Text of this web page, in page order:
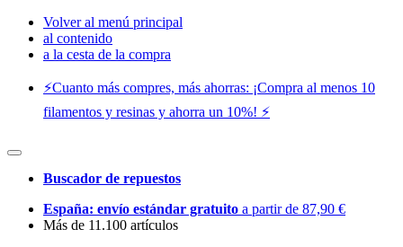
Volver al menú principal
al contenido
a la cesta de la compra
⚡️Cuanto más compres, más ahorras: ¡Compra al menos 10
filamentos y resinas y ahorra un 10%! ⚡️
Buscador de repuestos
España: envío estándar gratuito a partir de 87,90 €
Más de 11.100 artículos